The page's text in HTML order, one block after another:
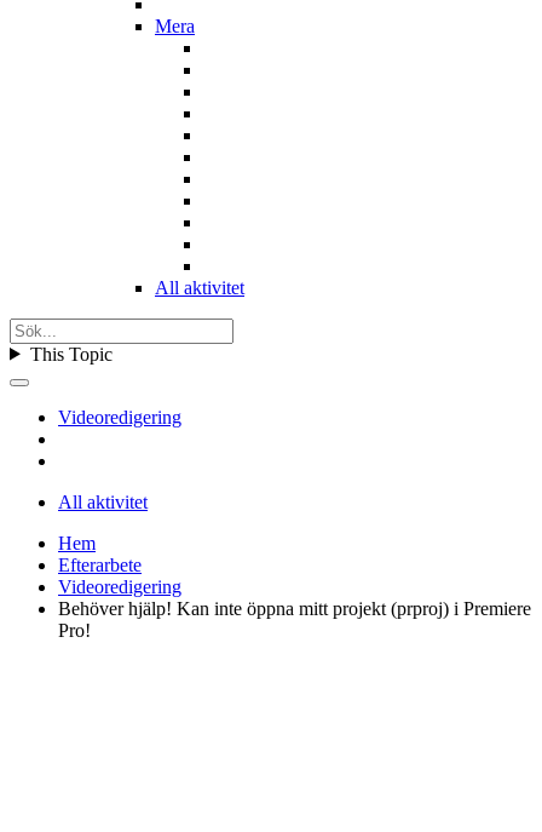
Mera
All aktivitet
This Topic
Videoredigering
All aktivitet
Hem
Efterarbete
Videoredigering
Behöver hjälp! Kan inte öppna mitt projekt (prproj) i Premiere
Pro!